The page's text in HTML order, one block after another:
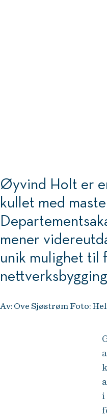
Øyvind Holt er
kullet med
mener
unik mulighet til
Av: Ove Sjøstrøm Foto:
i